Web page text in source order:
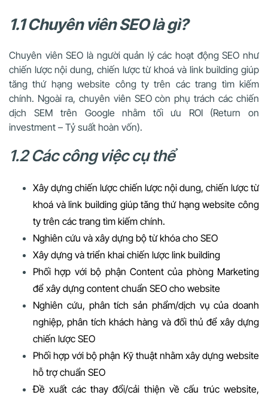
1.1 Chuyên viên SEO là gì?
Chuyên viên SEO là người quản lý các hoạt động SEO như
chiến lược nội dung, chiến lược từ khoá và link building giúp
tăng thứ hạng website công ty trên các trang tìm kiếm
chính. Ngoài ra, chuyên viên SEO còn phụ trách các chiến
dịch SEM trên Google nhằm tối ưu ROI (Return on
investment – Tỷ suất hoàn vốn).
1.2 Các công việc cụ thể
Xây dựng chiến lược chiến lược nội dung, chiến lược từ
khoá và link building giúp tăng thứ hạng website công
ty trên các trang tìm kiếm chính.
Nghiên cứu và xây dựng bộ từ khóa cho SEO
Xây dựng và triển khai chiến lược link building
Phối hợp với bộ phận Content của phòng Marketing
để xây dựng content chuẩn SEO cho website
Nghiên cứu, phân tích sản phẩm/dịch vụ của doanh
nghiệp, phân tích khách hàng và đối thủ để xây dựng
chiến lược SEO
Phối hợp với bộ phận Kỹ thuật nhằm xây dựng website
hỗ trợ chuẩn SEO
Đề xuất các thay đổi/cải thiện về cấu trúc website,